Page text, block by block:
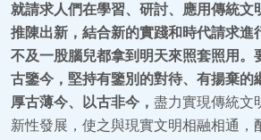
就請求人們在學習、研討、應用傳統文
推陳出新，結合新的實踐和時代請求進
不及一股腦兒都拿到明天來照套照用。
古鑒今，堅持有鑒別的對待、有揚棄的
厚古薄今、以古非今， 盡力實現傳統文
新性發展，使之與現實文明相融相通，